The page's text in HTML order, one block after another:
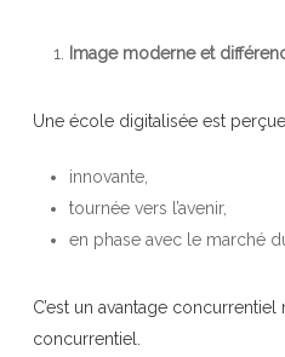
Image moderne et
Une école digitalisée est
innovante,
tournée vers l’avenir,
en phase avec le marché du
C’est un avantage
concurrentiel.